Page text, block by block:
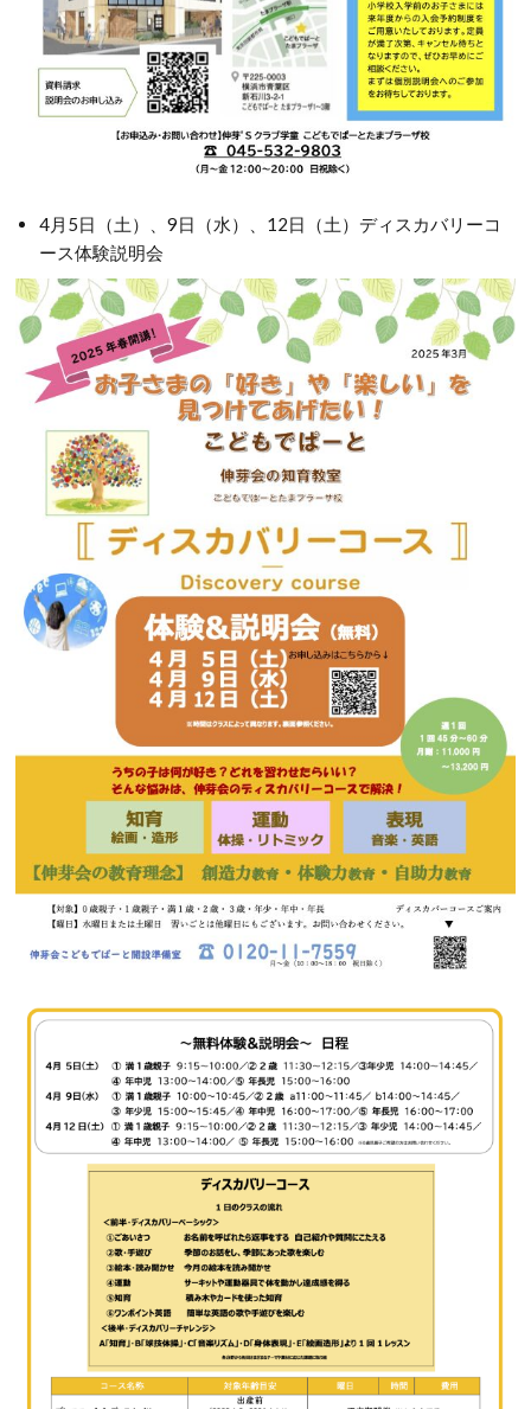
4月5日（土）、9日（水）、12日（土）ディスカバリーコ
ース体験説明会